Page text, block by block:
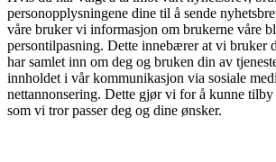
personopplysningene dine til å sende
våre bruker vi informasjon om brukerne våre
persontilpasning. Dette innebærer at vi bruker
har samlet inn om deg og bruken din av
innholdet i vår kommunikasjon via sosiale
nettannonsering. Dette gjør vi for å kunne tilby
som vi tror passer deg og dine ønsker.